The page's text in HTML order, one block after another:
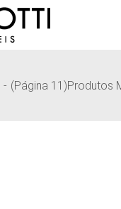
(Página 11)Produtos